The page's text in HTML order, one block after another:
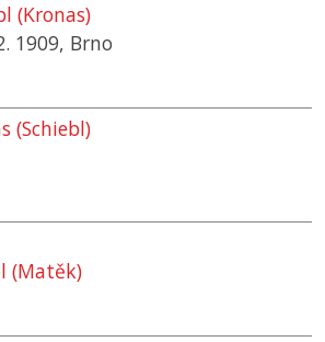
(Kronas)
1909, Brno
(Schiebl)
(Matěk)